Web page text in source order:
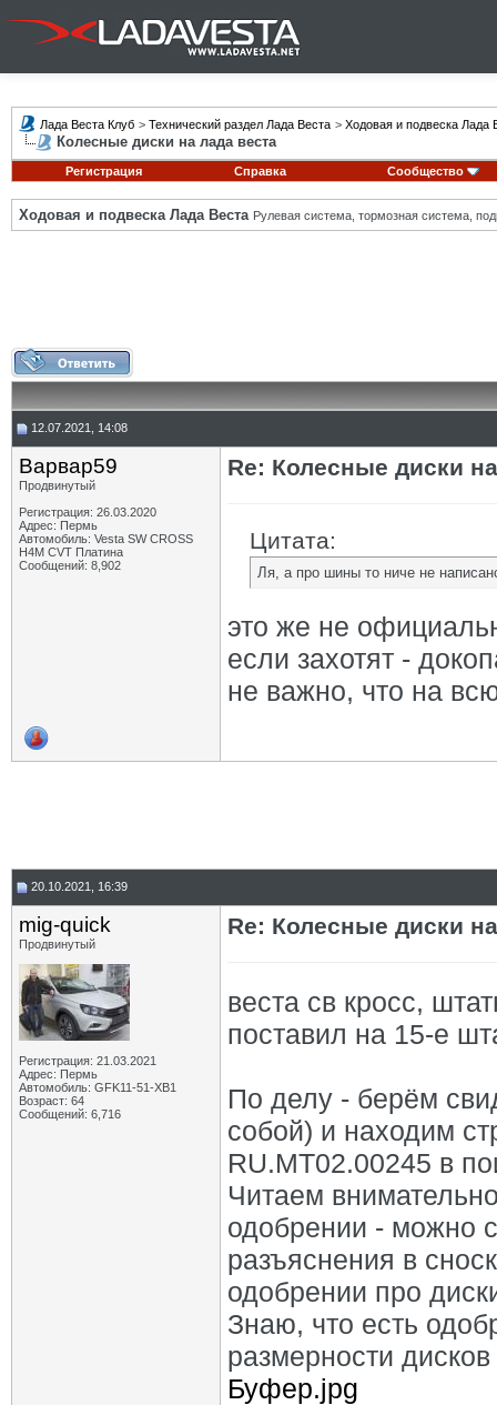
Лада Веста Клуб > Технический раздел Лада Веста > Ходовая и подвеска Лада
Колесные диски на лада веста
Регистрация Справка Сообщество
Ходовая и подвеска Лада Веста Рулевая система, тормозная система,
12.07.2021, 14:08
Варвар59
Продвинутый
Регистрация: 26.03.2020
Адрес: Пермь
Автомобиль: Vesta SW CROSS
H4M CVT Платина
Сообщений: 8,902
Re: Колесные диски
Цитата:
Ля, а про шины то ниче не
это же не
если захотят -
не важно, что на
20.10.2021, 16:39
mig-quick
Продвинутый
Регистрация: 21.03.2021
Адрес: Пермь
Автомобиль: GFK11-51-ХВ1
Возраст: 64
Сообщений: 6,716
Re: Колесные диски
веста св кросс,
поставил на 15-е
По делу - берём
собой) и находим
RU.MT02.00245 в
Читаем
одобрении - можно
разъяснения в
одобрении про
Знаю, что есть
размерности
Буфер.jpg